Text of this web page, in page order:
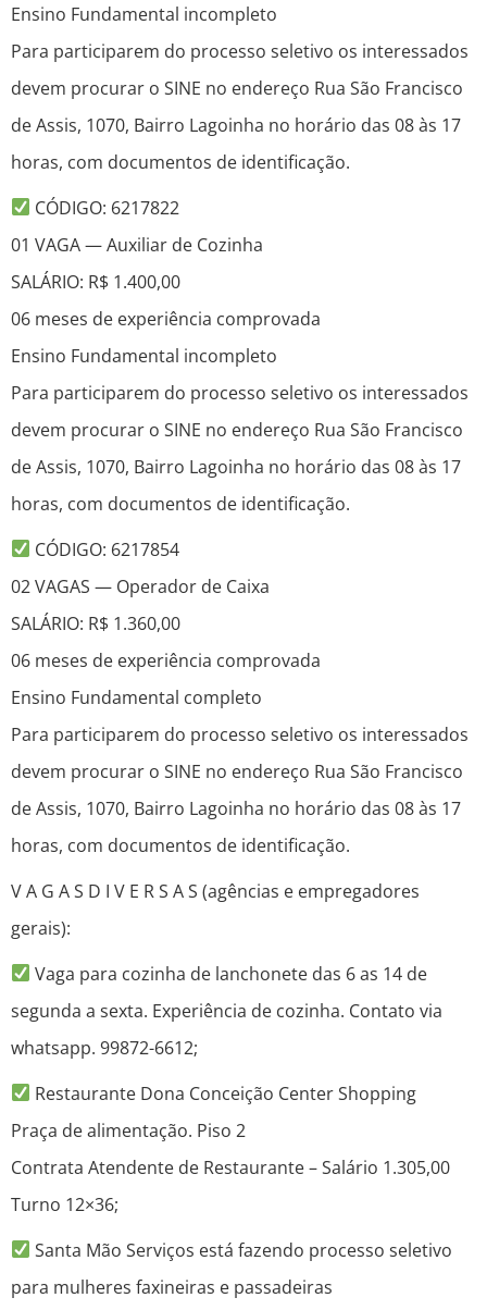
Ensino Fundamental incompleto
Para participarem do processo seletivo os interessados
devem procurar o SINE no endereço Rua São Francisco
de Assis, 1070, Bairro Lagoinha no horário das 08 às 17
horas, com documentos de identificação.
CÓDIGO: 6217822
01 VAGA — Auxiliar de Cozinha
SALÁRIO: R$ 1.400,00
06 meses de experiência comprovada
Ensino Fundamental incompleto
Para participarem do processo seletivo os interessados
devem procurar o SINE no endereço Rua São Francisco
de Assis, 1070, Bairro Lagoinha no horário das 08 às 17
horas, com documentos de identificação.
CÓDIGO: 6217854
02 VAGAS — Operador de Caixa
SALÁRIO: R$ 1.360,00
06 meses de experiência comprovada
Ensino Fundamental completo
Para participarem do processo seletivo os interessados
devem procurar o SINE no endereço Rua São Francisco
de Assis, 1070, Bairro Lagoinha no horário das 08 às 17
horas, com documentos de identificação.
V A G A S D I V E R S A S (agências e empregadores
gerais):
Vaga para cozinha de lanchonete das 6 as 14 de
segunda a sexta. Experiência de cozinha. Contato via
whatsapp. 99872-6612;
Restaurante Dona Conceição Center Shopping
Praça de alimentação. Piso 2
Contrata Atendente de Restaurante – Salário 1.305,00
Turno 12×36;
Santa Mão Serviços está fazendo processo seletivo
para mulheres faxineiras e passadeiras